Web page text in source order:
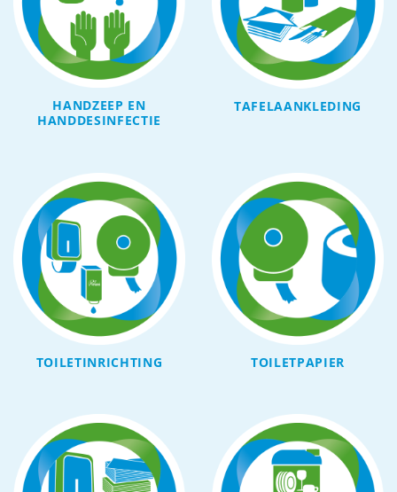
HANDZEEP EN
HANDDESINFECTIE
TAFELAANKLEDING
TOILETINRICHTING TOILETPAPIER